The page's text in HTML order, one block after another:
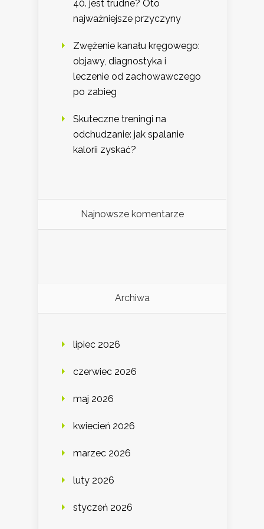
40. jest trudne? Oto
najważniejsze przyczyny
Zwężenie kanału kręgowego:
objawy, diagnostyka i
leczenie od zachowawczego
po zabieg
Skuteczne treningi na
odchudzanie: jak spalanie
kalorii zyskać?
Najnowsze komentarze
Archiwa
lipiec 2026
czerwiec 2026
maj 2026
kwiecień 2026
marzec 2026
luty 2026
styczeń 2026